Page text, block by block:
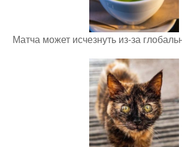
Матча может исчезнуть из-за